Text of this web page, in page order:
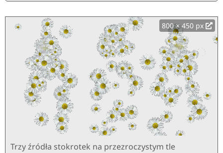
800 × 450 px
Trzy źródła stokrotek na przezroczystym tle